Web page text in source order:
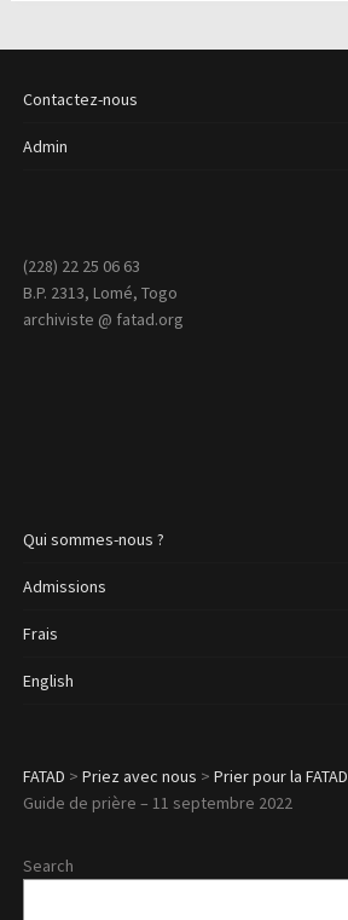
Contactez-nous
Admin
(228) 22 25 06 63
B.P. 2313, Lomé, Togo
archiviste @ fatad.org
Qui sommes-nous ?
Admissions
Frais
English
FATAD > Priez avec nous > Prier pour la FATAD
Guide de prière – 11 septembre 2022
Search